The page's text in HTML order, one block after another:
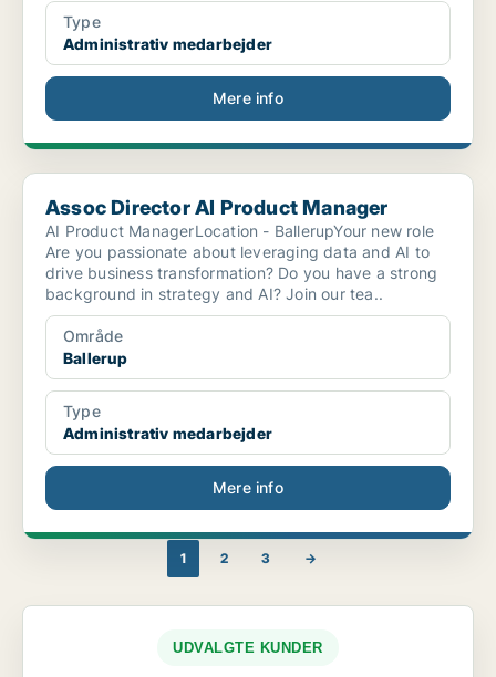
Type
Administrativ medarbejder
Mere info
Assoc Director AI Product Manager
Assoc Director AI Product Manager
AI Product ManagerLocation - BallerupYour new role
Are you passionate about leveraging data and AI to
drive business transformation? Do you have a strong
background in strategy and AI? Join our tea..
Område
Ballerup
Type
Administrativ medarbejder
Mere info
1 2 3 →
UDVALGTE KUNDER